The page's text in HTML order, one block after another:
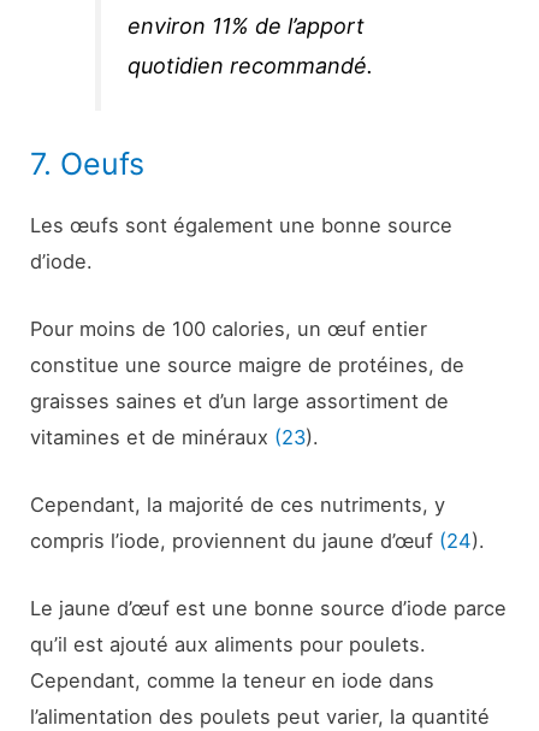
environ 11% de l’apport
quotidien recommandé.
7. Oeufs
Les œufs sont également une bonne source
d’iode.
Pour moins de 100 calories, un œuf entier
constitue une source maigre de protéines, de
graisses saines et d’un large assortiment de
vitamines et de minéraux (23).
Cependant, la majorité de ces nutriments, y
compris l’iode, proviennent du jaune d’œuf (24).
Le jaune d’œuf est une bonne source d’iode parce
qu’il est ajouté aux aliments pour poulets.
Cependant, comme la teneur en iode dans
l’alimentation des poulets peut varier, la quantité